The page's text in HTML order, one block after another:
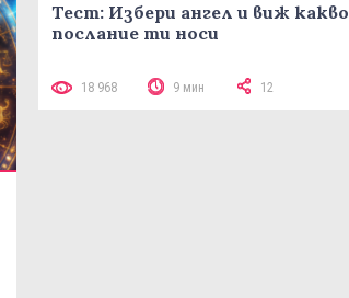
Тест: Избери ангел и виж какво
послание ти носи
18 968 9 мин 12